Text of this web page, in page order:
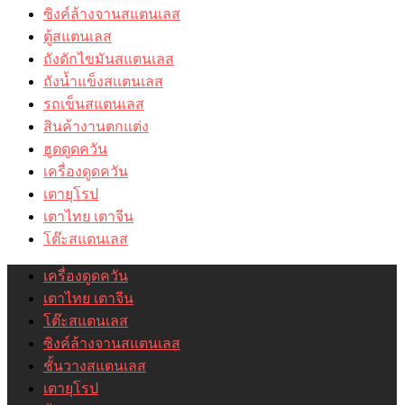
ซิงค์ล้างจานสแตนเลส
ตู้สแตนเลส
ถังดักไขมันสแตนเลส
ถังน้ำแข็งสแตนเลส
รถเข็นสแตนเลส
สินค้างานตกแต่ง
ฮูดดูดควัน
เครื่องดูดควัน
เตายุโรป
เตาไทย เตาจีน
โต๊ะสแตนเลส
เครื่องดูดควัน
เตาไทย เตาจีน
โต๊ะสแตนเลส
ซิงค์ล้างจานสแตนเลส
ชั้นวางสแตนเลส
เตายุโรป